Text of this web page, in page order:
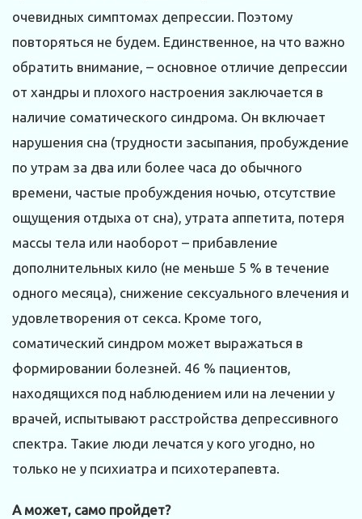
очевидных симптомах депрессии. Поэтому
повторяться не будем. Единственное, на что важно
обратить внимание, – основное отличие депрессии
от хандры и плохого настроения заключается в
наличие соматического синдрома. Он включает
нарушения сна (трудности засыпания, пробуждение
по утрам за два или более часа до обычного
времени, частые пробуждения ночью, отсутствие
ощущения отдыха от сна), утрата аппетита, потеря
массы тела или наоборот – прибавление
дополнительных кило (не меньше 5 % в течение
одного месяца), снижение сексуального влечения и
удовлетворения от секса. Кроме того,
соматический синдром может выражаться в
формировании болезней. 46 % пациентов,
находящихся под наблюдением или на лечении у
врачей, испытывают расстройства депрессивного
спектра. Такие люди лечатся у кого угодно, но
только не у психиатра и психотерапевта.
А может, само пройдет?